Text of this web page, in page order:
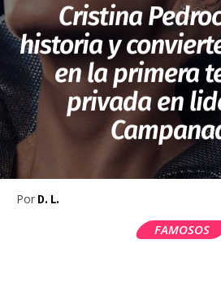
Cristina
historia y
en la primera
privada en
Por D. L.
FAMOSOS